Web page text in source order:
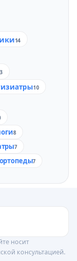
14
10
8
7
7
носит
консультацией.